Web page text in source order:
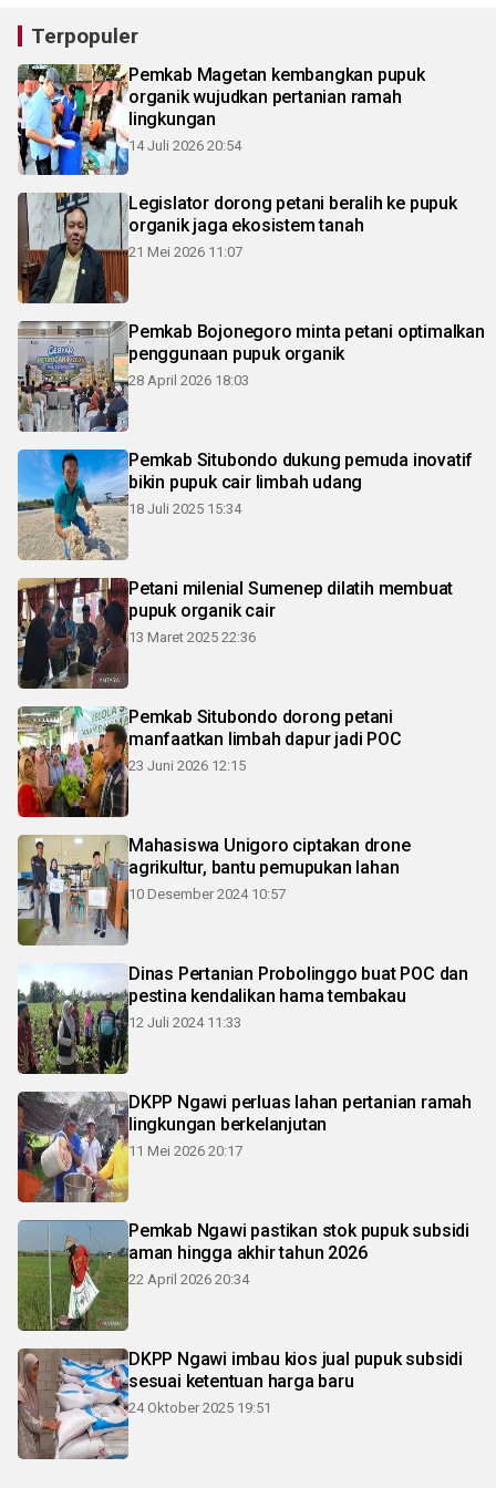
Terpopuler
Pemkab Magetan kembangkan pupuk
organik wujudkan pertanian ramah
lingkungan
14 Juli 2026 20:54
Legislator dorong petani beralih ke pupuk
organik jaga ekosistem tanah
21 Mei 2026 11:07
Pemkab Bojonegoro minta petani optimalkan
penggunaan pupuk organik
28 April 2026 18:03
Pemkab Situbondo dukung pemuda inovatif
bikin pupuk cair limbah udang
18 Juli 2025 15:34
Petani milenial Sumenep dilatih membuat
pupuk organik cair
13 Maret 2025 22:36
Pemkab Situbondo dorong petani
manfaatkan limbah dapur jadi POC
23 Juni 2026 12:15
Mahasiswa Unigoro ciptakan drone
agrikultur, bantu pemupukan lahan
10 Desember 2024 10:57
Dinas Pertanian Probolinggo buat POC dan
pestina kendalikan hama tembakau
12 Juli 2024 11:33
DKPP Ngawi perluas lahan pertanian ramah
lingkungan berkelanjutan
11 Mei 2026 20:17
Pemkab Ngawi pastikan stok pupuk subsidi
aman hingga akhir tahun 2026
22 April 2026 20:34
DKPP Ngawi imbau kios jual pupuk subsidi
sesuai ketentuan harga baru
24 Oktober 2025 19:51